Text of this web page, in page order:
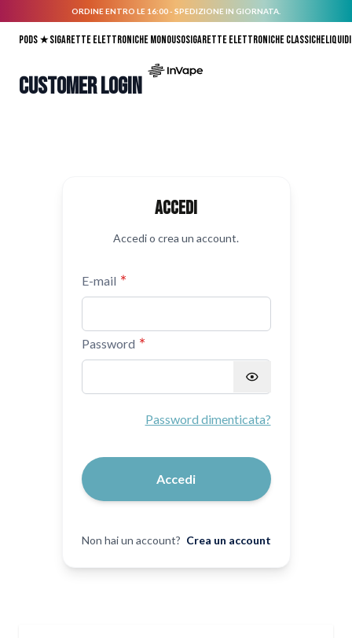
ORDINE ENTRO LE 16:00 - SPEDIZIONE IN GIORNATA.
Pods ★Sigarette elettroniche monousoSigarette elettroniche classiche
Customer Login
Accedi
Accedi o crea un account.
E-mail
Password
Password dimenticata?
Accedi
Non hai un account? Crea un account